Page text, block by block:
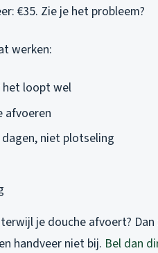
€35. Zie je het probleem?
werken:
loopt wel
afvoeren
niet plotseling
je douche afvoert?
handveer niet bij. Bel dan